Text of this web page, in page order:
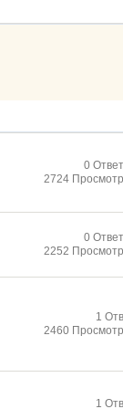
0
2724
0
2252
1
2460
1